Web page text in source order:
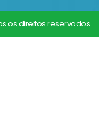
os direitos reservados.